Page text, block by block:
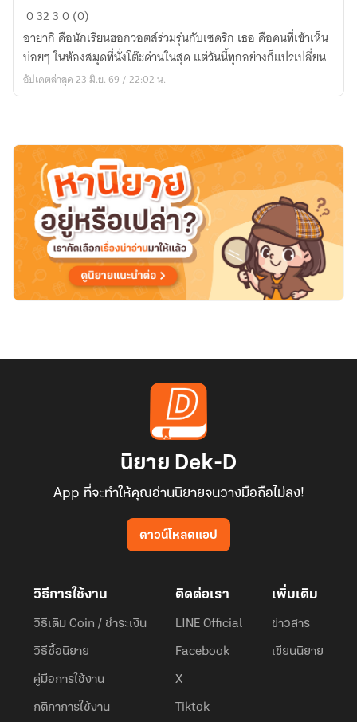
[Fic
Harry
Potter]
การ
เดิน
สอง
เรา
032 30 (0)
อายากิ คือนักเรียนฮอกวอตส์ร่วมรุ่นกับเซดริก เธอ คือคนที่เข้าเห็น
บ่อยๆ ในห้องสมุดที่นั่งโต๊ะด่านในสุด แต่วันนี้ทุกอย่างก็แปรเปลี่ยน
อัปเดตล่าสุด 23 มิ.ย. 69 / 22:02 น.
นิยาย Dek-D
App ที่จะทำให้คุณอ่านนิยายจนวางมือถือไม่ลง!
ดาวน์โหลดแอป
วิธีการใช้งาน
วิธีเติม Coin / ชำระเงิน
วิธีซื้อนิยาย
คู่มือการใช้งาน
กติกาการใช้งาน
ติดต่อเรา
LINE Official
Facebook
X
Tiktok
เพิ่มเติม
ข่าวสาร
เขียนนิยาย